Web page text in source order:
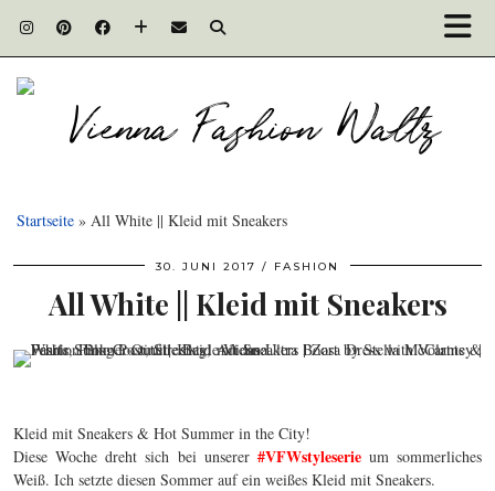
Startseite » All White || Kleid mit Sneakers
30. JUNI 2017 FASHION
All White || Kleid mit Sneakers
Kleid mit Sneakers & Hot Summer in the City!
Diese Woche dreht sich bei unserer #VFWstyleserieum sommerliches
Weiß. Ich setzte diesen Sommer auf ein weißes Kleid mit Sneakers.